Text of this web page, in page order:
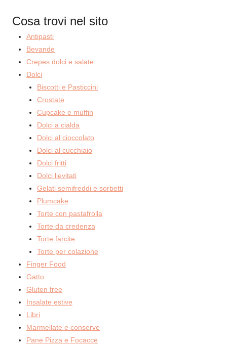
Cosa trovi nel sito
Antipasti
Bevande
Crepes dolci e salate
Dolci
Biscotti e Pasticcini
Crostate
Cupcake e muffin
Dolci a cialda
Dolci al cioccolato
Dolci al cucchiaio
Dolci fritti
Dolci lievitati
Gelati semifreddi e sorbetti
Plumcake
Torte con pastafrolla
Torte da credenza
Torte farcite
Torte per colazione
Finger Food
Gatto
Gluten free
Insalate estive
Libri
Marmellate e conserve
Pane Pizza e Focacce